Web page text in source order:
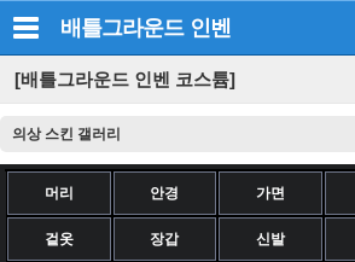
배틀그라운드 인벤
[배틀그라운드 인벤 코스튬]
의상 스킨 갤러리
머리 안경 가면
겉옷 장갑 신발